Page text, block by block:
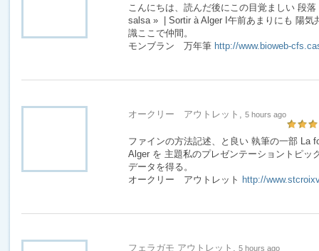
こんにちは、読んだ後にこの目覚ましい 段
salsa » | Sortir à Alger I午前あまりにも 陽気
識ここで仲間。
モンブラン 万年筆 http://www.bioweb-
オークリー アウトレット, 5 hours ago
ファインの方法記述、と良い 執筆の一部 La
Alger を 主題私のプレゼンテーショントピッ
データを得る。
オークリー アウトレット http://
フェラガモ アウトレット, 5 hours ago